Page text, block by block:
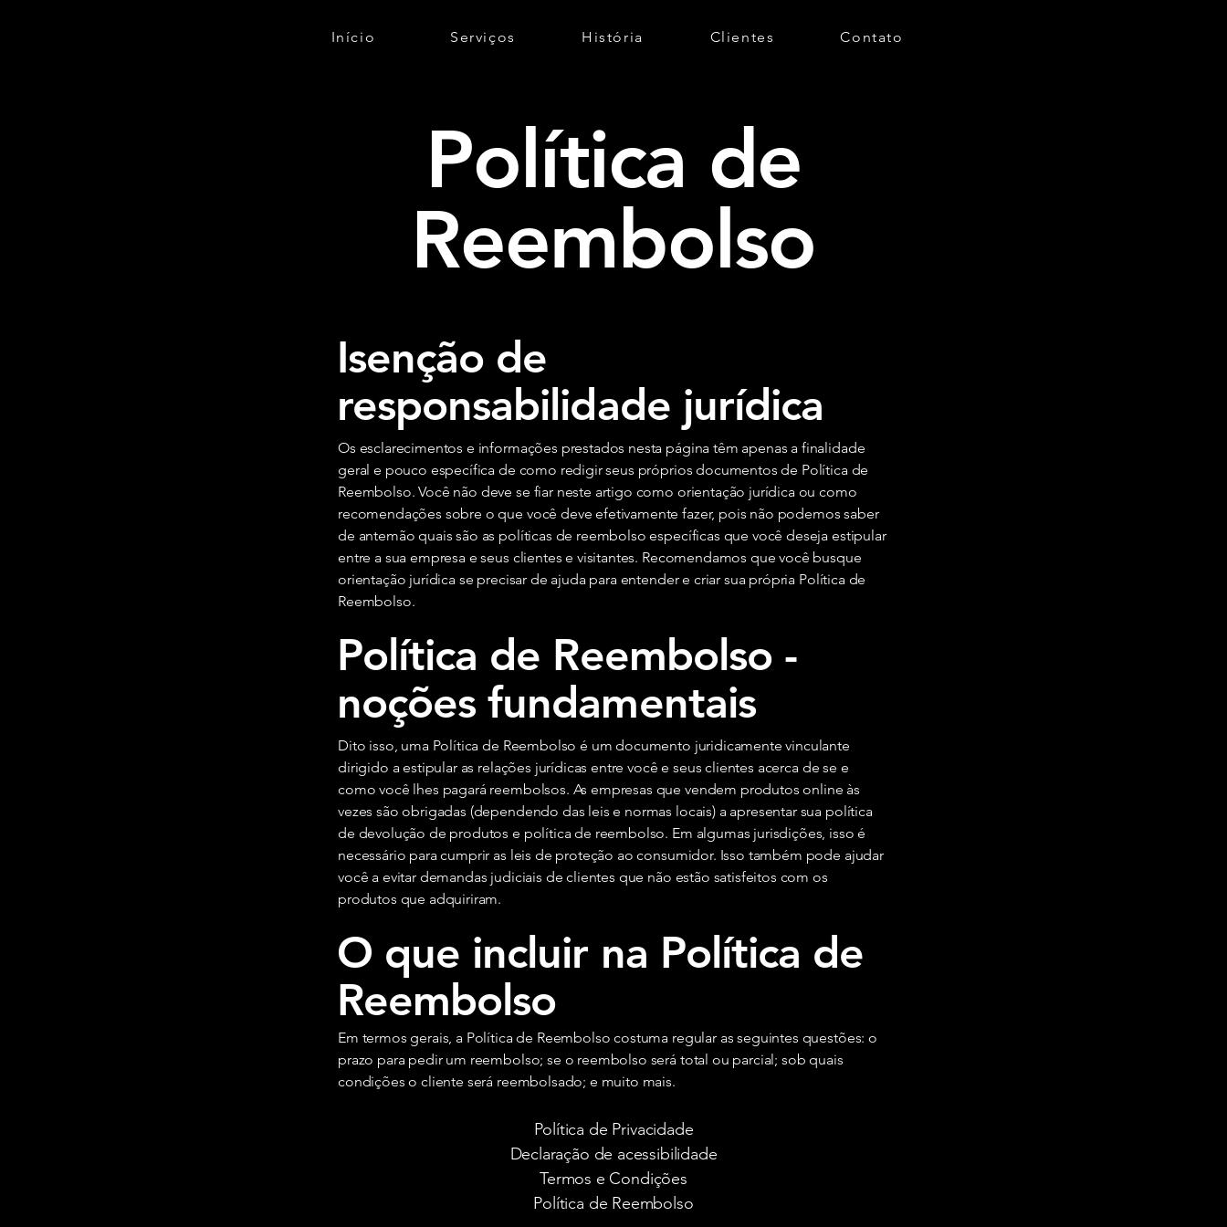
Início Serviços História Clientes Contato
Política de
Reembolso
Isenção de
responsabilidade jurídica
Os esclarecimentos e informações prestados nesta página têm apenas a finalidade
geral e pouco específica de como redigir seus próprios documentos de Política de
Reembolso. Você não deve se fiar neste artigo como orientação jurídica ou como
recomendações sobre o que você deve efetivamente fazer, pois não podemos saber
de antemão quais são as políticas de reembolso específicas que você deseja estipular
entre a sua empresa e seus clientes e visitantes. Recomendamos que você busque
orientação jurídica se precisar de ajuda para entender e criar sua própria Política de
Reembolso.
Política de Reembolso -
noções fundamentais
Dito isso, uma Política de Reembolso é um documento juridicamente vinculante
dirigido a estipular as relações jurídicas entre você e seus clientes acerca de se e
como você lhes pagará reembolsos. As empresas que vendem produtos online às
vezes são obrigadas (dependendo das leis e normas locais) a apresentar sua política
de devolução de produtos e política de reembolso. Em algumas jurisdições, isso é
necessário para cumprir as leis de proteção ao consumidor. Isso também pode ajudar
você a evitar demandas judiciais de clientes que não estão satisfeitos com os
produtos que adquiriram.
O que incluir na Política de
Reembolso
Em termos gerais, a Política de Reembolso costuma regular as seguintes questões: o
prazo para pedir um reembolso; se o reembolso será total ou parcial; sob quais
condições o cliente será reembolsado; e muito mais.
Política de Privacidade
Declaração de acessibilidade
Termos e Condições
Política de Reembolso